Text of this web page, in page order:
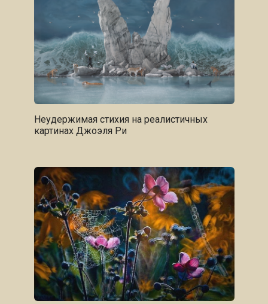
Неудержимая стихия на реалистичных
картинах Джоэля Ри